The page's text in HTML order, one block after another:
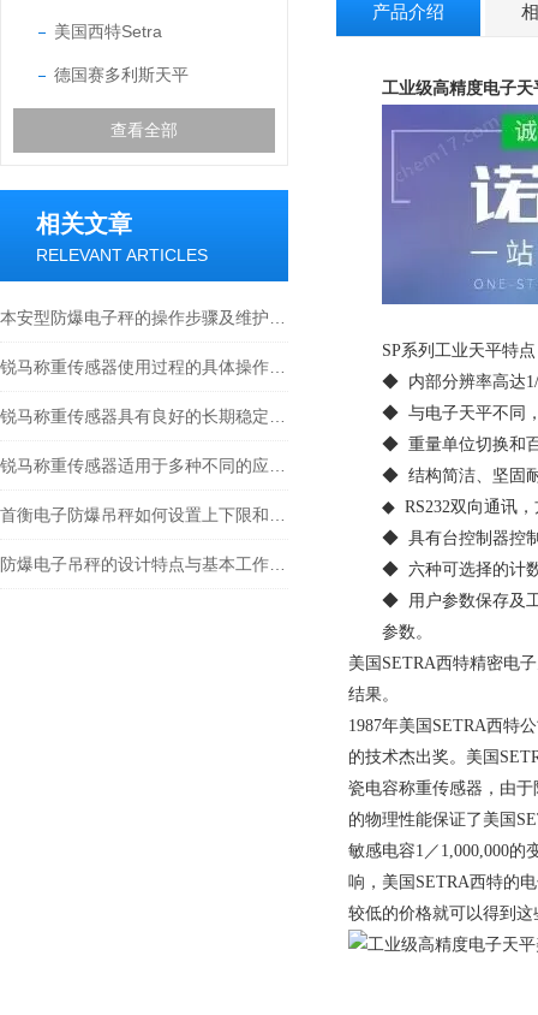
美国西特Setra
德国赛多利斯天平
查看全部
相关文章
RELEVANT ARTICLES
产品介绍
工业级高精度电子
SP系列工业天平特点
◆ 内部分辨率高达1/
◆ 与电子天平不同
◆ 重量单位切换和
◆ 结构简洁、坚固
◆ RS232双向通讯
◆ 具有台控制器控
◆ 六种可选择的计
◆ 用户参数保存及
参数。
美国SETRA西特精密电
结果。
1987年美国SETRA西特
的技术杰出奖。美国
瓷电容称重传感器，由
的物理性能保证了美国
敏感电容1／1,000,000
响，美国SETRA西特的
较低的价格就可以得到